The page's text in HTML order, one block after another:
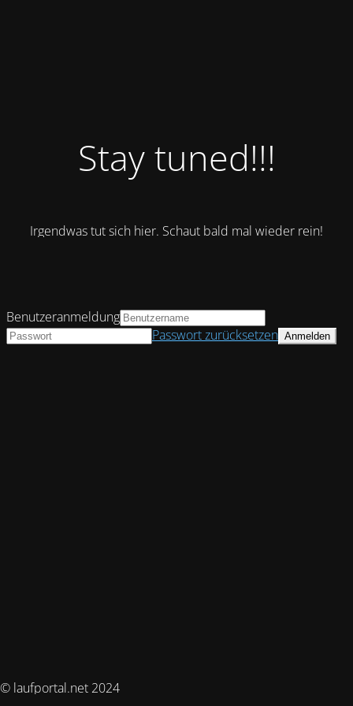
Stay tuned!!!
Irgendwas tut sich hier. Schaut bald mal wieder rein!
© laufportal.net 2024
Benutzeranmeldung
Passwort zurücksetzen